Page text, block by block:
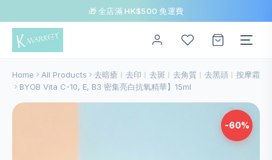
🎁 全店滿 HK$500 免運費
Home All Products
去暗瘡︱去印︱去斑︱去角質︱去黑頭︱按摩霜
BYOB Vita C-10, E, B3 密集亮白抗氧精華】15ml
-60%